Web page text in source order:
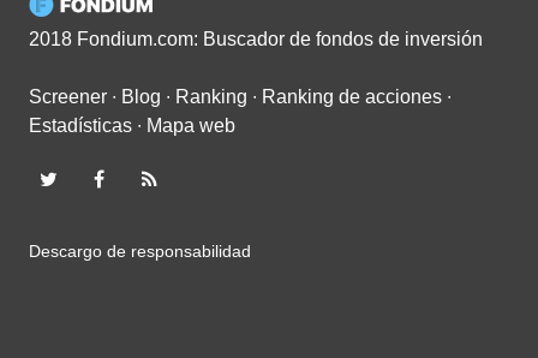
2018 Fondium.com: Buscador de fondos de inversión
Screener ∙ Blog ∙ Ranking ∙ Ranking de acciones ∙
Estadísticas ∙ Mapa web
Descargo de responsabilidad